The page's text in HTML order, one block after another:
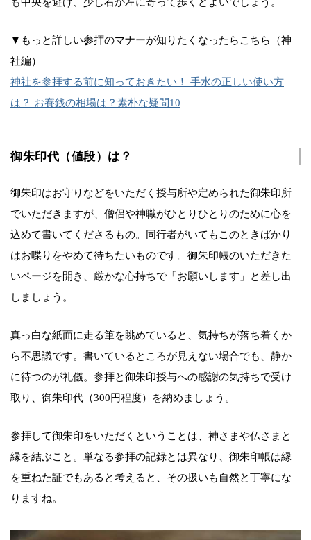
▼もっと詳しい参拝のマナーが知りたくなったらこちら（神
社編）
神社を参拝する前に知っておきたい！ 手水の正しい使い方
は？ お賽銭の相場は？素朴な疑問10
御朱印代（値段）は？
御朱印はお守りなどをいただく授与所や定められた御朱印所
でいただきますが、僧侶や神職がひとりひとりのために心を
込めて書いてくださるもの。同行者がいてもこのときばかり
はお喋りをやめて待ちたいものです。御朱印帳のいただきた
いページを開き、厳かな心持ちで「お願いします」と差し出
しましょう。
真っ白な紙面に走る筆を眺めていると、気持ちが落ち着くか
ら不思議です。書いているところが見えない場合でも、静か
に待つのが礼儀。参拝と御朱印授与への感謝の気持ちで受け
取り、御朱印代（300円程度）を納めましょう。
参拝して御朱印をいただくということは、神さまや仏さまと
縁を結ぶこと。単なる参拝の記録とは異なり、御朱印帳は縁
を重ねた証でもあると考えると、その扱いも自然と丁寧にな
りますね。